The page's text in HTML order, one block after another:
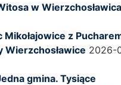
w
Mikołajowice z
Wierzchosławice 2026-
gmina. Tysiące